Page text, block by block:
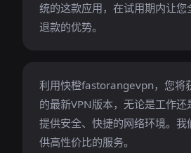
统的这款应用，在试用期内让
退款的优势。
利用快橙fastorangevpn，您将
的最新VPN版本，无论是工作
提供安全、快捷的网络环境。我
供高性价比的服务。